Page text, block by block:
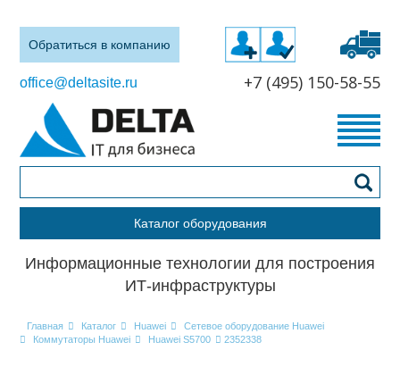
Обратиться в компанию
office@deltasite.ru +7 (495) 150-58-55
Каталог оборудования
Информационные технологии для построения
ИТ-инфраструктуры
Главная Каталог Huawei
Сетевое оборудование Huawei
Коммутаторы Huawei
Huawei S5700 2352338